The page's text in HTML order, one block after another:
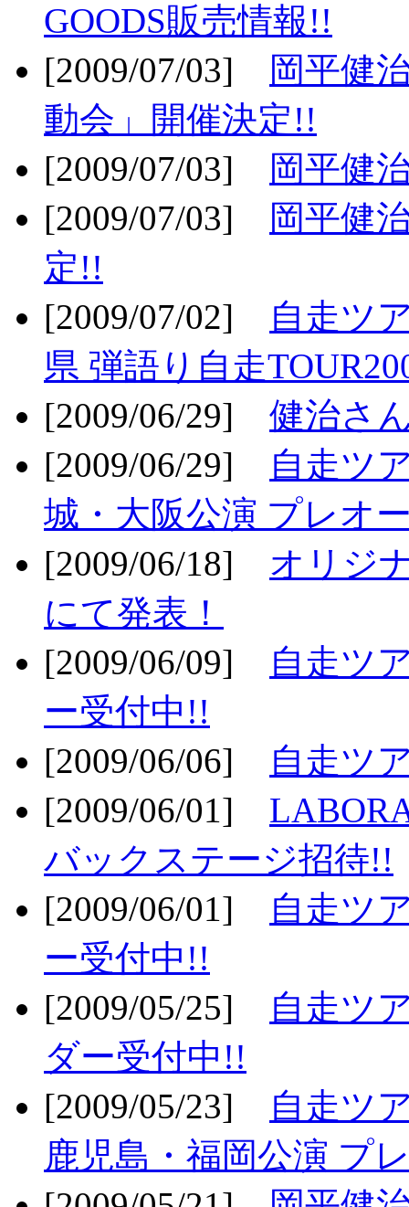
GOODS販売情報!!
[2009/07/03]
岡平健
動会」開催決定!!
[2009/07/03]
岡平健
[2009/07/03]
岡平健
定!!
[2009/07/02]
自走ツ
県 弾語り自走
[2009/06/29] 健治さ
[2009/06/29]
自走ツ
城・大阪公演 プレオ
[2009/06/18] オリジ
にて発表！
[2009/06/09]
自走ツ
ー受付中!!
[2009/06/06]
自走ツ
[2009/06/01]
バックステージ招待!!
[2009/06/01]
自走ツ
ー受付中!!
[2009/05/25]
自走ツ
ダー受付中!!
[2009/05/23]
自走ツ
鹿児島・福岡公演 プ